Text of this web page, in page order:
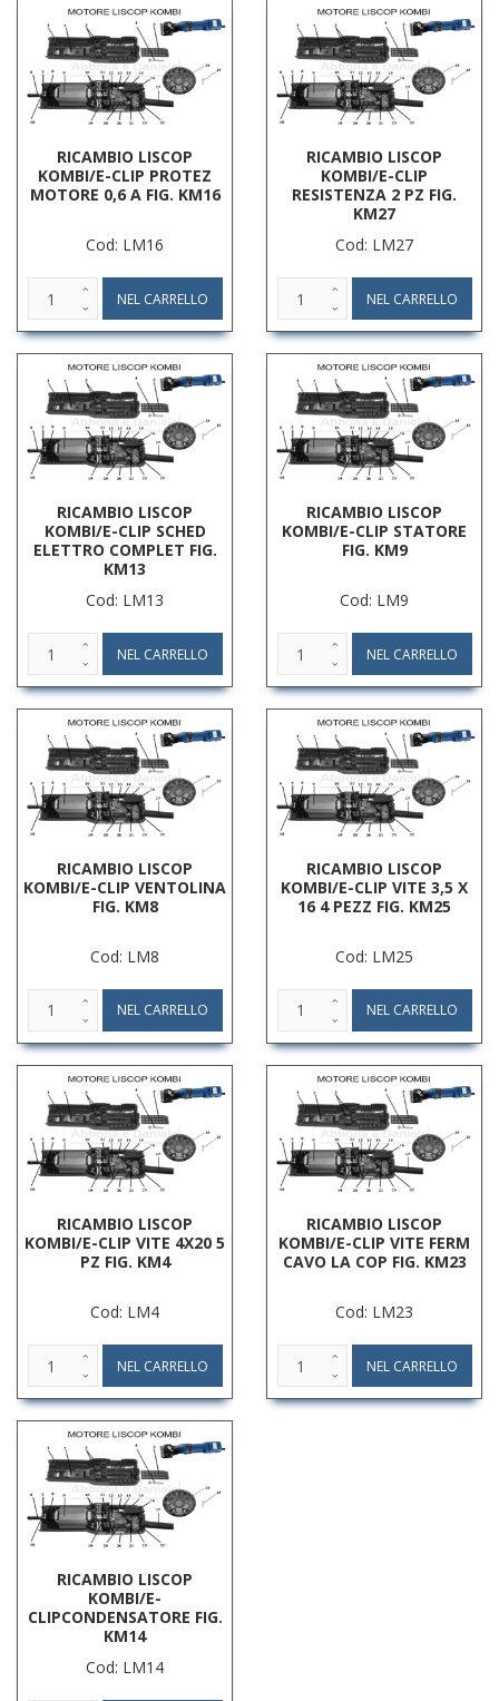
RICAMBIO LISCOP
KOMBI/E-CLIP PROTEZ
MOTORE 0,6 A FIG. KM16
Cod: LM16
RICAMBIO LISCOP
KOMBI/E-CLIP
RESISTENZA 2 PZ FIG.
KM27
Cod: LM27
RICAMBIO LISCOP
KOMBI/E-CLIP SCHED
ELETTRO COMPLET FIG.
KM13
Cod: LM13
RICAMBIO LISCOP
KOMBI/E-CLIP STATORE
FIG. KM9
Cod: LM9
RICAMBIO LISCOP
KOMBI/E-CLIP VENTOLINA
FIG. KM8
Cod: LM8
RICAMBIO LISCOP
KOMBI/E-CLIP VITE 3,5 X
16 4 PEZZ FIG. KM25
Cod: LM25
RICAMBIO LISCOP
KOMBI/E-CLIP VITE 4X20 5
PZ FIG. KM4
Cod: LM4
RICAMBIO LISCOP
KOMBI/E-CLIP VITE FERM
CAVO LA COP FIG. KM23
Cod: LM23
RICAMBIO LISCOP
KOMBI/E-
CLIPCONDENSATORE FIG.
KM14
Cod: LM14